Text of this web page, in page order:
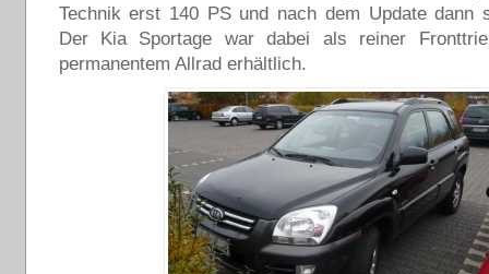
Technik erst 140 PS und nach dem Update dann
Der Kia Sportage war dabei als reiner
permanentem Allrad erhältlich.